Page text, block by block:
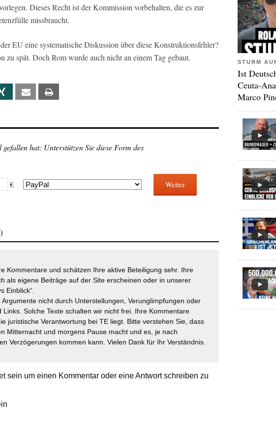
Dieses Recht ist der Kommission vorbehalten, die es zur
missbraucht.
EU eine systematische Diskussion über diese Konstruktionsfehler?
zu spät. Doch Rom wurde auch nicht an einem Tag gebaut.
Xing Email
hat: Unterstützen Sie diese Form des
€ Weiter
Kommentare und schätzen Ihre aktive Beteiligung sehr. Ihre
als eigene Beiträge auf der Site erscheinen oder in unserer
Einblick“.
nicht durch Unterstellungen, Verunglimpfungen oder
Links. Solche Texte schalten wir nicht frei. Ihre Kommentare
juristische Verantwortung bei TE liegt. Bitte verstehen Sie, dass
Mitternacht und morgens Pause macht und es, je nach
Verzögerungen kommen kann. Vielen Dank für Ihr Verständnis.
sein um einen Kommentar oder eine Antwort schreiben zu
STURM
Ist
Ceuta-
Marco